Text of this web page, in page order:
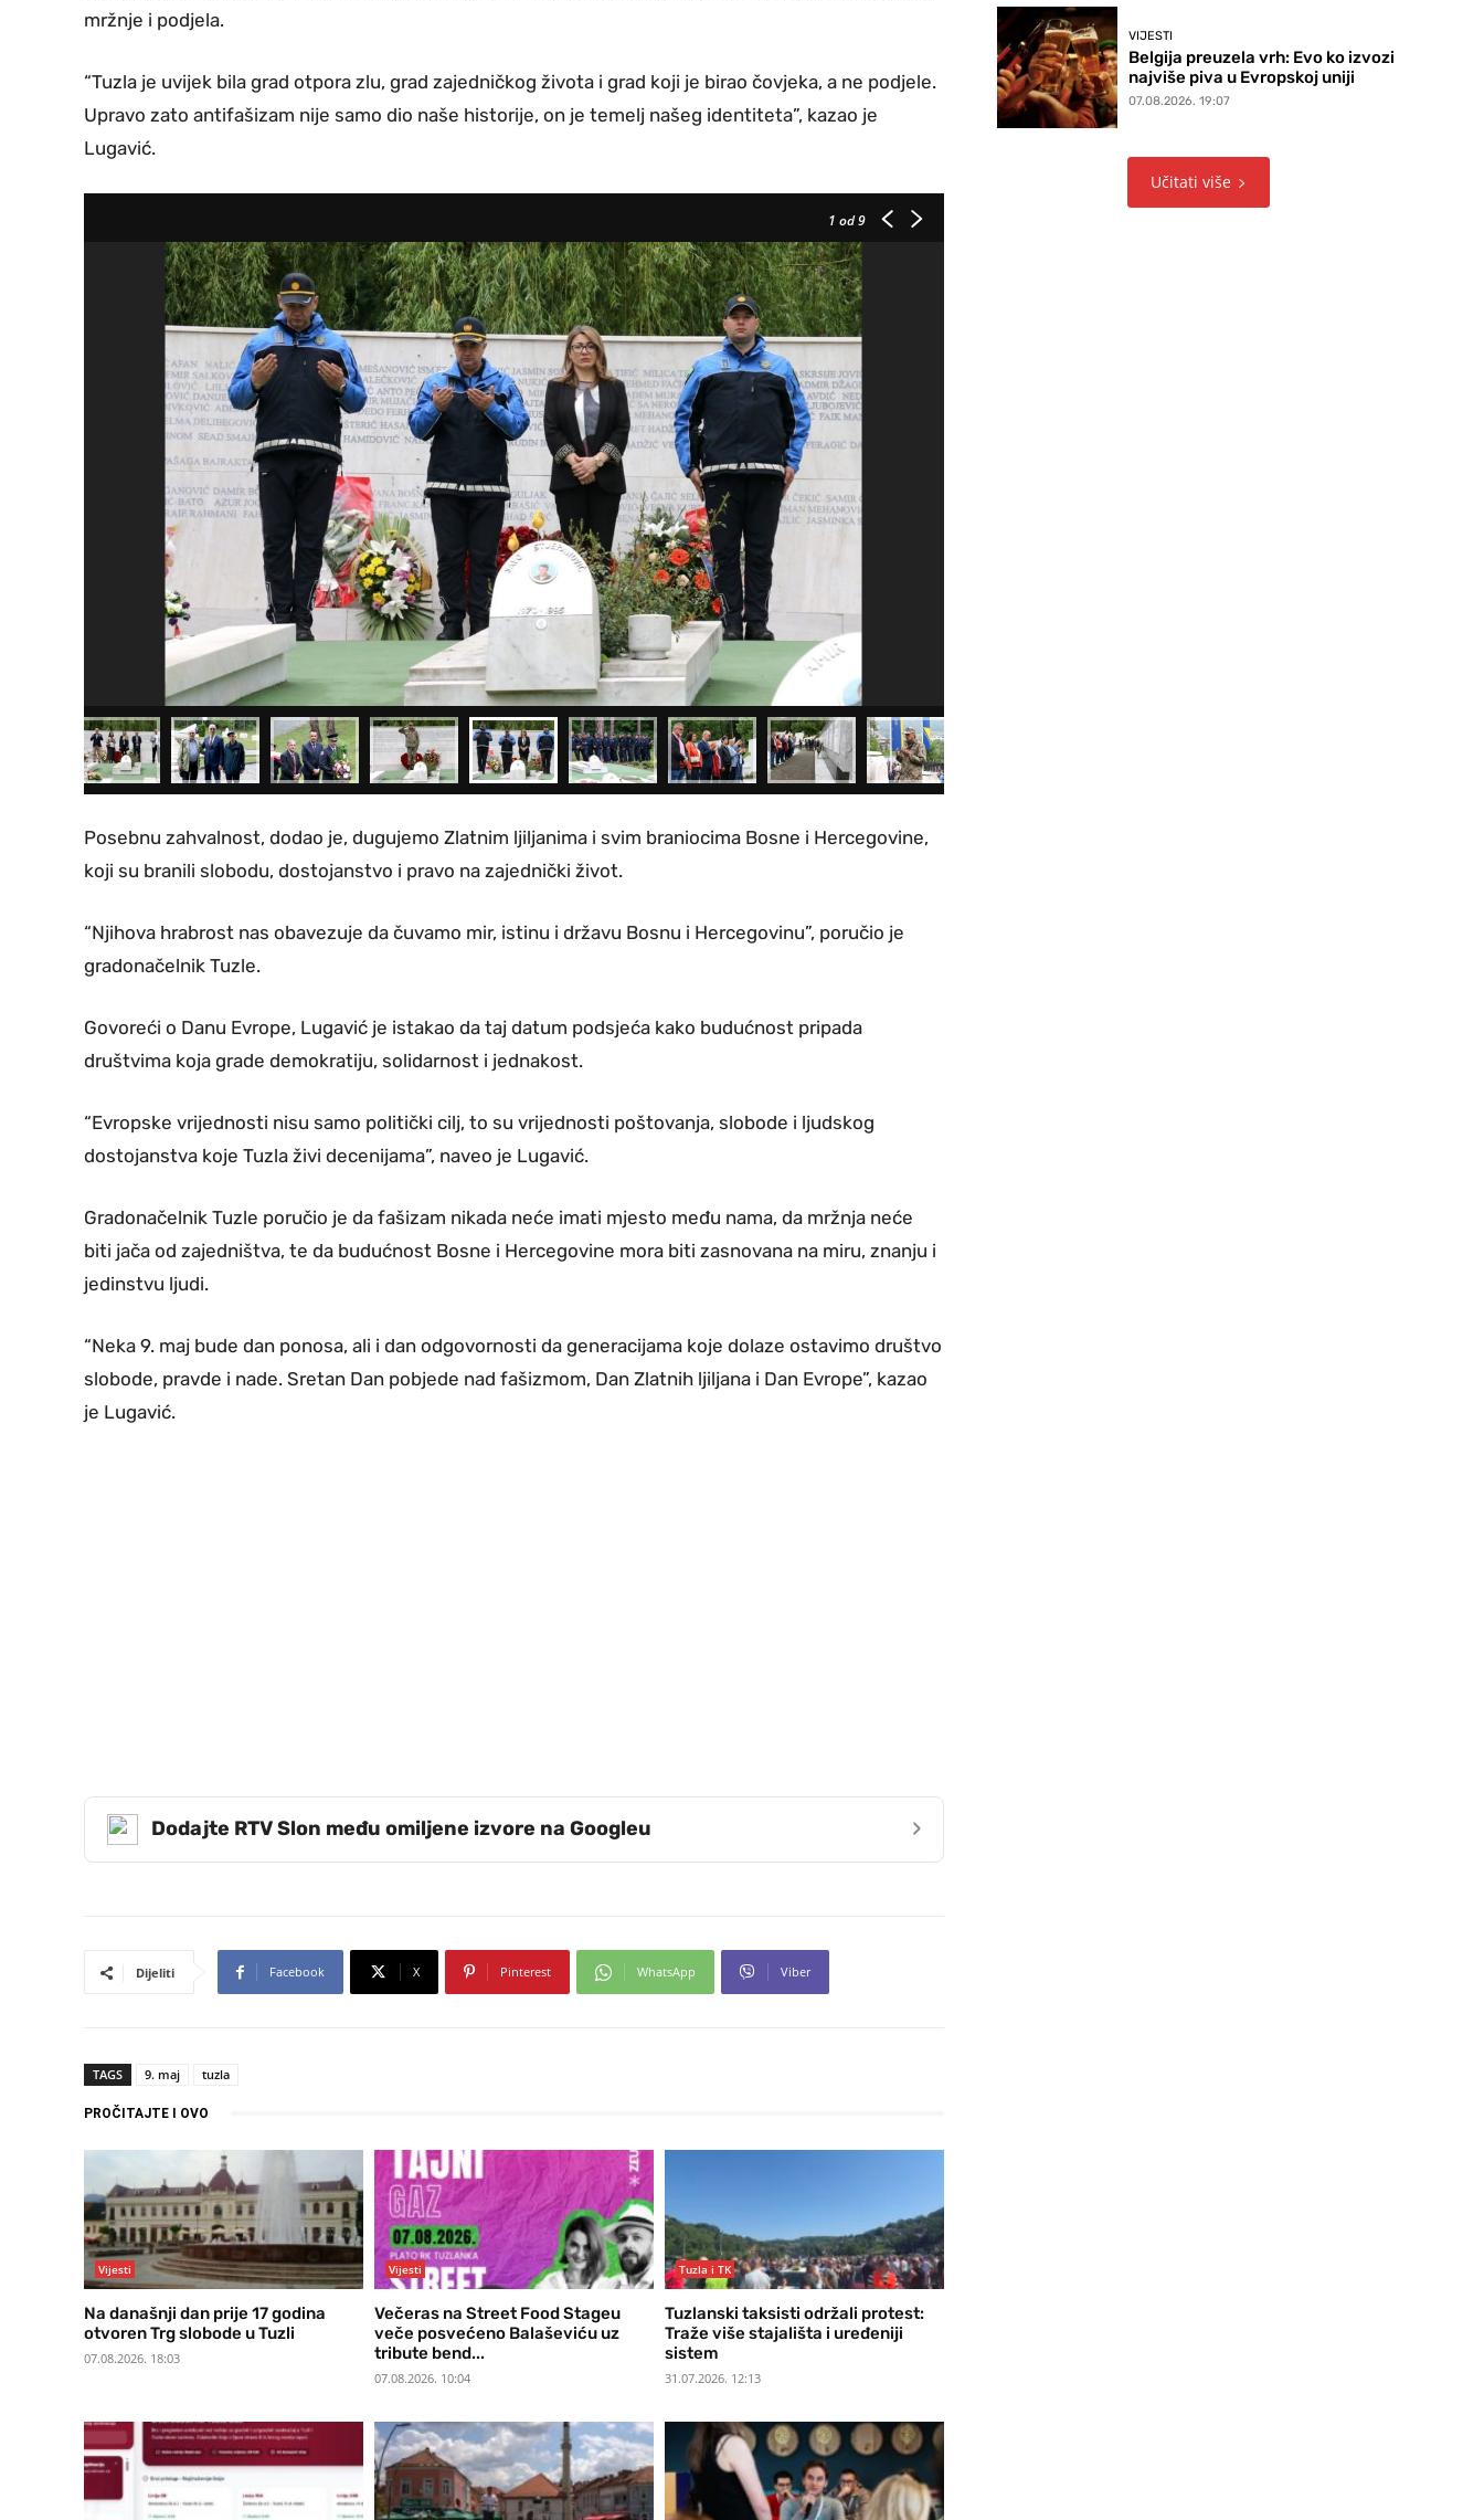
mržnje i podjela.
“Tuzla je uvijek bila grad otpora zlu, grad zajedničkog života i grad koji je birao čovjeka, a ne podjele.
Upravo zato antifašizam nije samo dio naše historije, on je temelj našeg identiteta”, kazao je
Lugavić.
1 od 9
Posebnu zahvalnost, dodao je, dugujemo Zlatnim ljiljanima i svim braniocima Bosne i Hercegovine,
koji su branili slobodu, dostojanstvo i pravo na zajednički život.
“Njihova hrabrost nas obavezuje da čuvamo mir, istinu i državu Bosnu i Hercegovinu”, poručio je
gradonačelnik Tuzle.
Govoreći o Danu Evrope, Lugavić je istakao da taj datum podsjeća kako budućnost pripada
društvima koja grade demokratiju, solidarnost i jednakost.
“Evropske vrijednosti nisu samo politički cilj, to su vrijednosti poštovanja, slobode i ljudskog
dostojanstva koje Tuzla živi decenijama”, naveo je Lugavić.
Gradonačelnik Tuzle poručio je da fašizam nikada neće imati mjesto među nama, da mržnja neće
biti jača od zajedništva, te da budućnost Bosne i Hercegovine mora biti zasnovana na miru, znanju i
jedinstvu ljudi.
“Neka 9. maj bude dan ponosa, ali i dan odgovornosti da generacijama koje dolaze ostavimo društvo
slobode, pravde i nade. Sretan Dan pobjede nad fašizmom, Dan Zlatnih ljiljana i Dan Evrope”, kazao
je Lugavić.
Dodajte RTV Slon među omiljene izvore na Googleu ›
Dijeliti Facebook X Pinterest WhatsApp Viber
TAGS 9. maj tuzla
PROČITAJTE I OVO
Vijesti
Na današnji dan prije 17 godina
otvoren Trg slobode u Tuzli
07.08.2026. 18:03
Vijesti
Večeras na Street Food Stageu
veče posvećeno Balaševiću uz
tribute bend...
07.08.2026. 10:04
Tuzla i TK
Tuzlanski taksisti održali protest:
Traže više stajališta i uređeniji
sistem
31.07.2026. 12:13
VIJESTI
Belgija preuzela vrh: Evo ko izvozi
najviše piva u Evropskoj uniji
07.08.2026. 19:07
Učitati više